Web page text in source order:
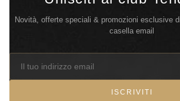
Novità, offerte speciali & promozioni esclusive
casella email
ISCRIVITI